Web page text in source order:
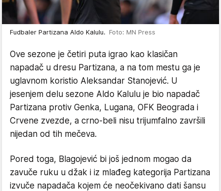
Fudbaler Partizana Aldo Kalulu. Foto: MN Press
Ove sezone je četiri puta igrao kao klasičan
napadač u dresu Partizana, a na tom mestu ga je
uglavnom koristio Aleksandar Stanojević. U
jesenjem delu sezone Aldo Kalulu je bio napadač
Partizana protiv Genka, Lugana, OFK Beograda i
Crvene zvezde, a crno-beli nisu trijumfalno završili
nijedan od tih mečeva.
Pored toga, Blagojević bi još jednom mogao da
zavuče ruku u džak i iz mlađeg kategorija Partizana
izvuče napadača kojem će neočekivano dati šansu